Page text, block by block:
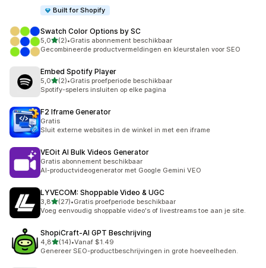
Built for Shopify
Swatch Color Options by SC
5,0van 5 sterren
(2)
2 recensies in totaal
•Gratis abonnement beschikbaar
Gecombineerde productvermeldingen en kleurstalen voor SEO
Embed Spotify Player
5,0van 5 sterren
(2)
2 recensies in totaal
•Gratis proefperiode beschikbaar
Spotify-spelers insluiten op elke pagina
F2 Iframe Generator
Gratis
Sluit externe websites in de winkel in met een iframe
VEOit AI Bulk Videos Generator
Gratis abonnement beschikbaar
AI-productvideogenerator met Google Gemini VEO
LYVECOM: Shoppable Video & UGC
3,8van 5 sterren
(27)
27 recensies in totaal
•Gratis proefperiode beschikbaar
Voeg eenvoudig shoppable video's of livestreams toe aan je site.
ShopiCraft‑AI GPT Beschrijving
4,8van 5 sterren
(14)
14 recensies in totaal
•Vanaf $1.49
Genereer SEO-productbeschrijvingen in grote hoeveelheden.